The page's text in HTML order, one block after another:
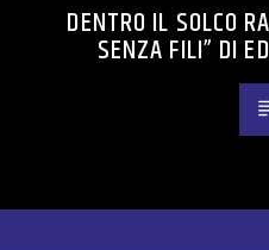
DENTRO IL SOLCO
SENZA FILI” DI